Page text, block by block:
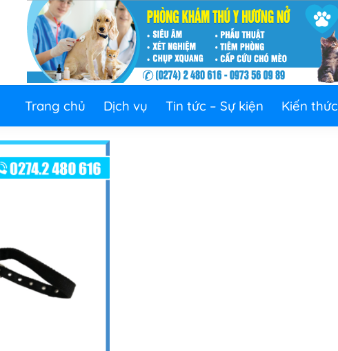
Trang chủ Dịch vụ Tin tức – Sự kiện Kiến thức